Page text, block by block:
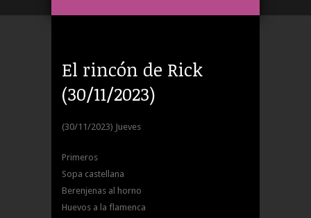
El rincón de Rick
(30/11/2023)
(30/11/2023) Jueves
Primeros
Sopa castellana
Berenjenas al horno
Huevos a la flamenca